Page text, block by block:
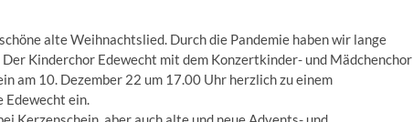
alte Weihnachtslied. Durch die Pandemie haben wir lange
Kinderchor Edewecht mit dem Konzertkinder- und Mädchenchor
am 10. Dezember 22 um 17.00 Uhr herzlich zu einem
ein.